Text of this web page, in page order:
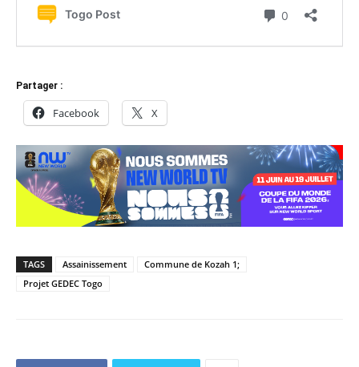
Partager :
Facebook X
TAGS Assainissement
Commune de Kozah 1;
Projet GEDEC Togo